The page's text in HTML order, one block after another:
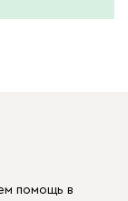
помощь в